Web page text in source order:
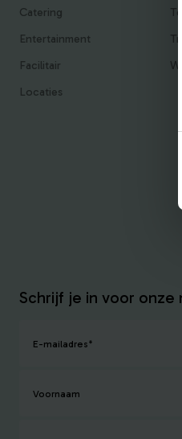
Catering
Entertainment
Facilitair
Locaties
Schrijf je in voor onze
E-mailadres*
Voornaam